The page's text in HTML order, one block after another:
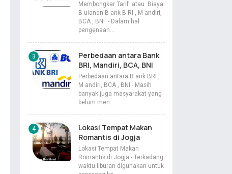
Membongkar Tarif atau Biaya
B ulanan B ank B RI , M andiri,
BCA , BNI - Dalam hal
pengenaan…
Perbedaan antara Bank
BRI, Mandiri, BCA, BNI
Perbedaan antara B ank BRI ,
M andiri, BCA , BNI - Masih
banyak juga masyarakat yang
belum men…
Lokasi Tempat Makan
Romantis di Jogja
Lokasi Tempat Makan
Romantis di Jogja - Terkadang
waktu liburan digunakan untuk